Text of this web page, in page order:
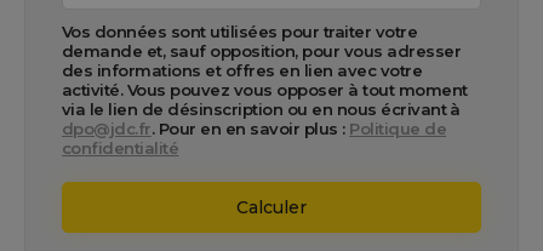
Vos données sont utilisées pour traiter votre
demande et, sauf opposition, pour vous adresser
des informations et offres en lien avec votre
activité. Vous pouvez vous opposer à tout moment
via le lien de désinscription ou en nous écrivant à
dpo@jdc.fr. Pour en en savoir plus : Politique de
confidentialité
Calculer